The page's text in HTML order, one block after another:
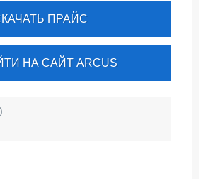
ПРАЙС
НА САЙТ ARCUS